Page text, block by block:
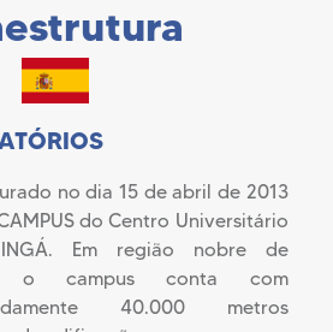
no dia 15 de abril de 2013
do Centro Universitário
Em região nobre de
o campus conta com
40.000 metros